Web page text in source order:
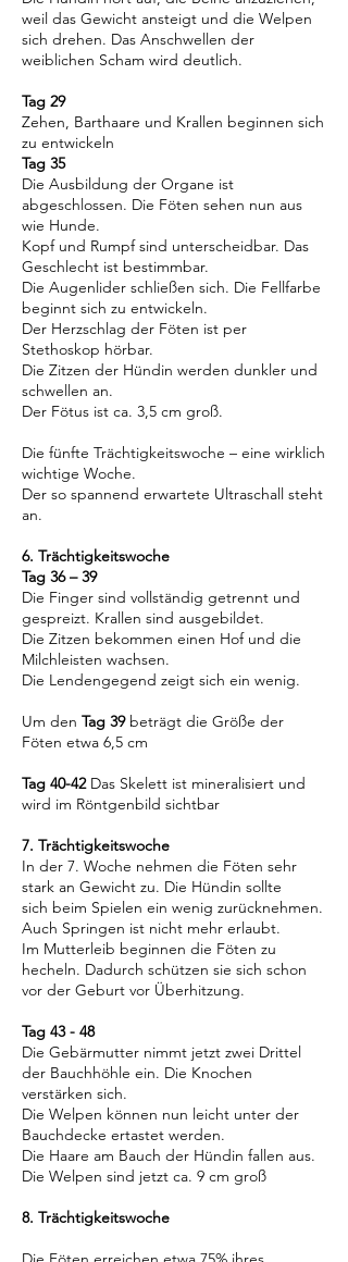
weil das Gewicht ansteigt und die Welpen
sich drehen. Das Anschwellen der
weiblichen Scham wird deutlich.
Tag 29
Zehen, Barthaare und Krallen beginnen sich
zu entwickeln
Tag 35
Die Ausbildung der Organe ist
abgeschlossen. Die Föten sehen nun aus
wie Hunde.
Kopf und Rumpf sind unterscheidbar. Das
Geschlecht ist bestimmbar.
Die Augenlider schließen sich. Die Fellfarbe
beginnt sich zu entwickeln.
Der Herzschlag der Föten ist per
Stethoskop hörbar.
Die Zitzen der Hündin werden dunkler und
schwellen an.
Der Fötus ist ca. 3,5 cm groß.
Die fünfte Trächtigkeitswoche – eine wirklich
wichtige Woche.
Der so spannend erwartete Ultraschall steht
an.
6. Trächtigkeitswoche
Tag 36 – 39
Die Finger sind vollständig getrennt und
gespreizt. Krallen sind ausgebildet.
Die Zitzen bekommen einen Hof und die
Milchleisten wachsen.
Die Lendengegend zeigt sich ein wenig.
Um den Tag 39 beträgt die Größe der
Föten etwa 6,5 cm
​​​​​​​​​Tag 40-42Das Skelett ist mineralisiert und
wird im Röntgenbild sichtbar
7. Trächtigkeitswoche
In der 7. Woche nehmen die Föten sehr
stark an Gewicht zu. Die Hündin sollte
sich beim Spielen ein wenig zurücknehmen.
Auch Springen ist nicht mehr erlaubt.
Im Mutterleib beginnen die Föten zu
hecheln. Dadurch schützen sie sich schon
vor der Geburt vor Überhitzung.
Tag 43 - 48
Die Gebärmutter nimmt jetzt zwei Drittel
der Bauchhöhle ein. Die Knochen
verstärken sich.
Die Welpen können nun leicht unter der
Bauchdecke ertastet werden.
Die Haare am Bauch der Hündin fallen aus.
Die Welpen sind jetzt ca. 9 cm groß
8. Trächtigkeitswoche